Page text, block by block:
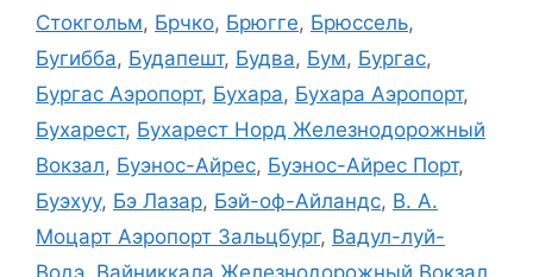
Стокгольм, Брчко, Брюгге, Брюссель,
Бугибба, Будапешт, Будва, Бум, Бургас,
Бургас Аэропорт, Бухара, Бухара Аэропорт,
Бухарест, Бухарест Норд Железнодорожный
Вокзал, Буэнос-Айрес, Буэнос-Айрес Порт,
Буэхуу, Бэ Лазар, Бэй-оф-Айландс, В. А.
Моцарт Аэропорт Зальцбург, Вадул-луй-
Водэ, Вайниккала Железнодорожный Вокзал,